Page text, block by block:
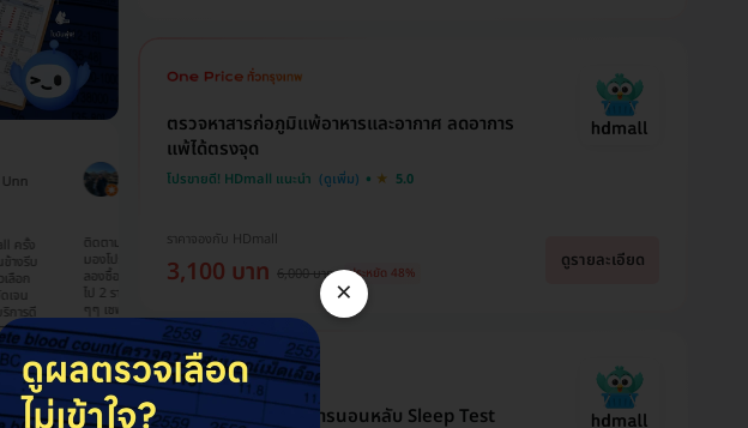
ติดตามเพจนี้มานาน ได้แต่
มองโปรโมชั่น แต่ยังไม่ได้
ลองซื้อ จนตอนนี้ ได้ซื้อโปร
ไป 2 รายการ ราคาดีมากๆ
ๆๆ เซฟค่าใช้จ่ายได้มาก 😀
และ น้องๆ แอดมิน ในไลน์
ตอบไว สุภาพ มากๆ และจะ
หาคอร์สโปรโมชั่น อื่นๆ อีก
จ้าา ✌🏻
Natnicha
Phimnon
จองแพ็คเกจ แก้ไขและเสริม
จมูกค่ะ เห็นเพจจากการเสิร์
ชกูเกิล และสอบถามแอดมิน
ให้คำตอบดีมาก ทำให้หาย
กังวลใจไปได้เปราะหนึ่ง ราคา
ที่เราสามารถชำระได้โดยไม่ได้
เดือดร้อนมาก ถ้าได้ใช้
บริการแล้วจะแจ้งให้ทราบนะ
คะ
Usara Buds
บริการเเละเเนะนำเเพคเกจ
ดีค่ะ ใจบริการมากๆ
ตรวจหาสารก่อภูมิแพ้อาหารและอากาศ ลดอาการ
แพ้ได้ตรงจุด
โปรขายดี! HDmall แนะนำ 5.0
ราคาจองกับ HDmall
3,100 บาท 6,000 บาท ประหยัด 48%
ดูรายละเอียด
รวมโปรแกรมตรวจการนอนหลับ Sleep Test
×